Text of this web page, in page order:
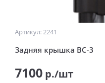
Артикул: 2241
Задняя крышка BC-3
7100 р./шт